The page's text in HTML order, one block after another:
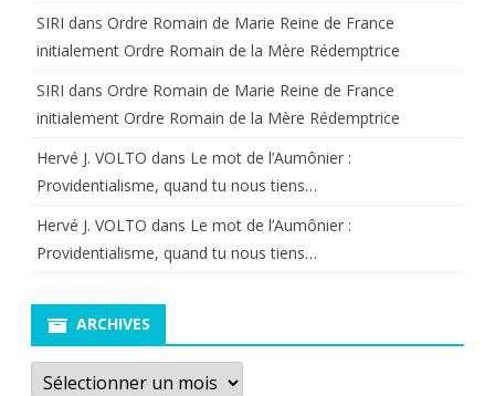
SIRI dans Ordre Romain de Marie Reine de France
initialement Ordre Romain de la Mère Rédemptrice
SIRI dans Ordre Romain de Marie Reine de France
initialement Ordre Romain de la Mère Rédemptrice
Hervé J. VOLTO dans Le mot de l’Aumônier :
Providentialisme, quand tu nous tiens…
Hervé J. VOLTO dans Le mot de l’Aumônier :
Providentialisme, quand tu nous tiens…
ARCHIVES
Archives